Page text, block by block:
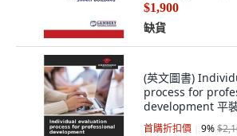
$1,900
缺貨
(英文圖書)
process for
development 平
Knowledge
首購折扣價 9%